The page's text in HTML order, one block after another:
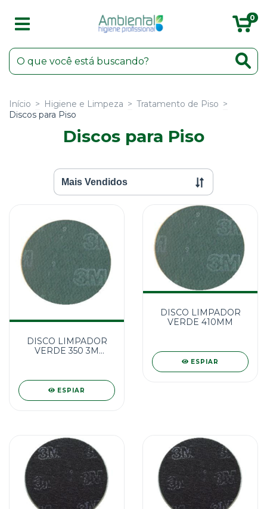
0
Início > Higiene e Limpeza > Tratamento de Piso >
Discos para Piso
Discos para Piso
DISCO LIMPADOR
VERDE 350 3M
ESPIAR
DISCO LIMPADOR
VERDE 410MM
ESPIAR